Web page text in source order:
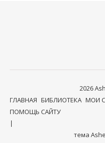
2026
ГЛАВНАЯ БИБЛИОТЕКА МОИ
ПОМОЩЬ САЙТУ
тема